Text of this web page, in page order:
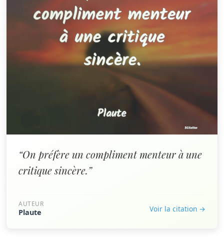
“On préfère un compliment menteur à une
critique sincère.”
AUTEUR
Plaute Voir la citation →